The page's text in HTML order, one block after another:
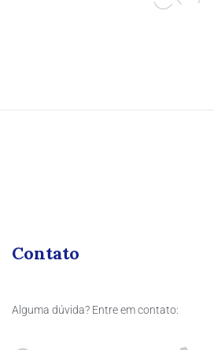
Contato
Alguma dúvida? Entre em contato: